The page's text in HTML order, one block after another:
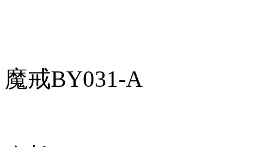
魔戒BY031-A